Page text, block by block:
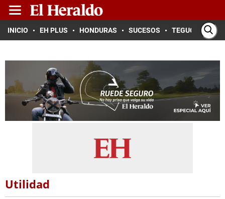
INICIO EH PLUS HONDURAS SUCESOS TEGUCIGALPA
Utilidad